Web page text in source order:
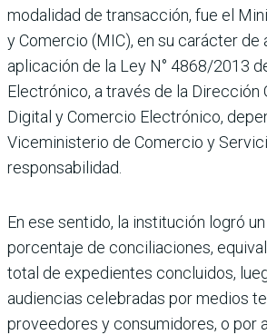
modalidad de transacción, fue el
y Comercio (MIC), en su carácter de
aplicación de la Ley N° 4868/2013
Electrónico, a través de la Dirección
Digital y Comercio Electrónico,
Viceministerio de Comercio y
responsabilidad.
En ese sentido, la institución logró
porcentaje de conciliaciones,
total de expedientes concluidos,
audiencias celebradas por medios
proveedores y consumidores, o por